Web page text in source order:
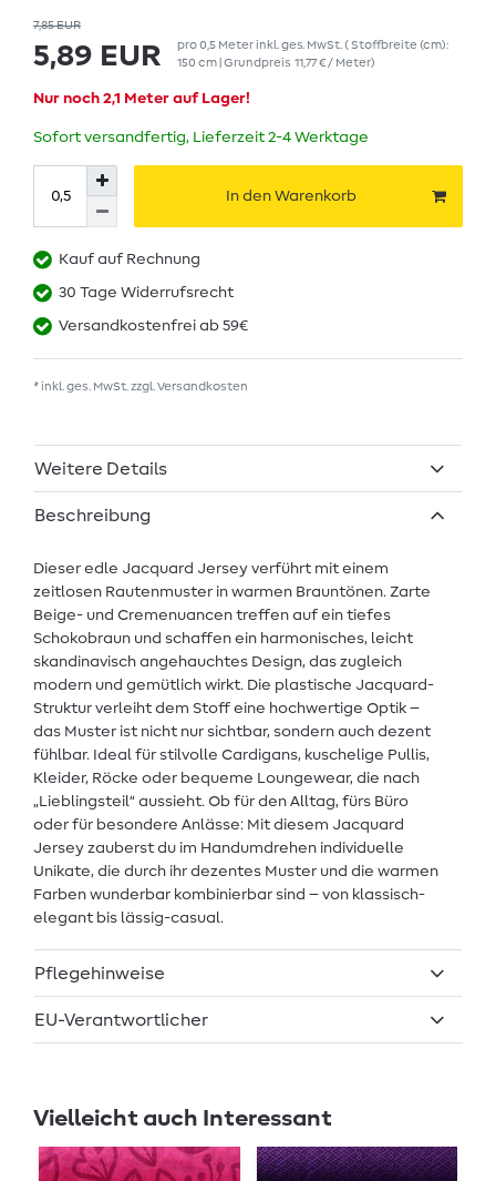
7,85 EUR
5,89 EUR pro0,5 Meter inkl. ges. MwSt.( Stoffbreite (cm):
150 cm | Grundpreis 11,77 € / Meter)
Nur noch 2,1 Meter auf Lager!
Sofort versandfertig, Lieferzeit 2-4 Werktage
In den Warenkorb
Kauf auf Rechnung
30 Tage Widerrufsrecht
Versandkostenfrei ab 59€
* inkl. ges. MwSt. zzgl.Versandkosten
Weitere Details
Beschreibung
Dieser edle Jacquard Jersey verführt mit einem
zeitlosen Rautenmuster in warmen Brauntönen. Zarte
Beige- und Cremenuancen treffen auf ein tiefes
Schokobraun und schaffen ein harmonisches, leicht
skandinavisch angehauchtes Design, das zugleich
modern und gemütlich wirkt. Die plastische Jacquard-
Struktur verleiht dem Stoff eine hochwertige Optik –
das Muster ist nicht nur sichtbar, sondern auch dezent
fühlbar. Ideal für stilvolle Cardigans, kuschelige Pullis,
Kleider, Röcke oder bequeme Loungewear, die nach
„Lieblingsteil“ aussieht. Ob für den Alltag, fürs Büro
oder für besondere Anlässe: Mit diesem Jacquard
Jersey zauberst du im Handumdrehen individuelle
Unikate, die durch ihr dezentes Muster und die warmen
Farben wunderbar kombinierbar sind – von klassisch-
elegant bis lässig-casual.
Pflegehinweise
EU-Verantwortlicher
Vielleicht auch Interessant